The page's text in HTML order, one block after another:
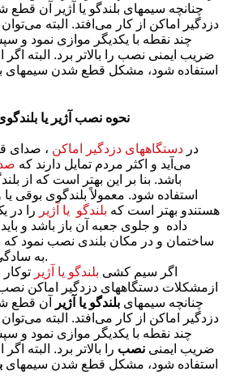
چنانچه سیمهای بلندگو یا آژیر آن قطع
دزدگیر اماکن از کار می‌افتد. البته می‌توان
چند نقطه با یکدیگر موازی نمود و
ضریب ایمنی نصب را بالاتر برد. البته اگر
استفاده شود، مشکل قطع شدن سیمهای
نحوه نصب آژیر یا
در دستگاههای دزدگیر اماکن ، صدای
می‌آید و اکثر مردم تمایل دارند که
باشد. بنا بر این بهتر است که از
استفاده شود. معمولاً بلندگوی بوقی
هستندو بهتر است که بلندگو یا آژیر را در
داده و جلوی جعبه آن باز باشد و باید
ساختمان و در مکان بلندی نصب نمود که
به سادگی برای افراد ممکن نباشد.
اگر سیم کشی بلندگو یا آژیر
ازمشکلات دستگاههای دزدگیر اماکن نصب
چنانچه سیمهای بلندگو یا آژیر
آن قطع
دزدگیر اماکن از کار می‌افتد. البته می‌توان
چند نقطه با یکدیگر موازی نمود و
ضریب ایمنی نصب را بالاتر برد. البته اگر
استفاده شود، مشکل قطع شدن سیمهای